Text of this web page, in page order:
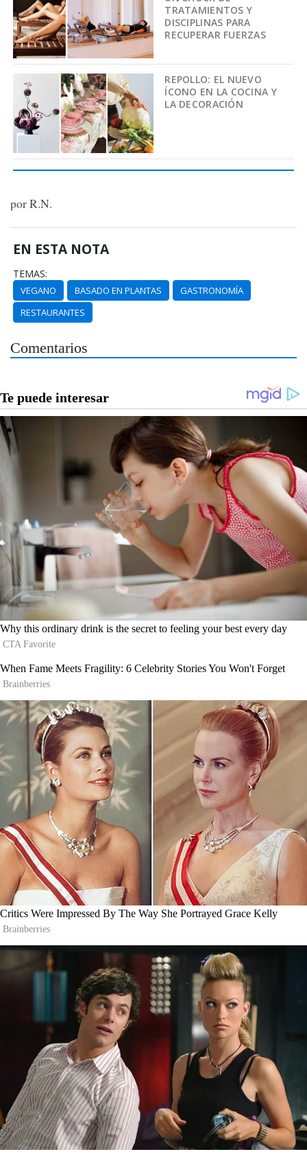
TRATAMIENTOS Y
DISCIPLINAS PARA
RECUPERAR FUERZAS
REPOLLO: EL NUEVO
ÍCONO EN LA COCINA Y
LA DECORACIÓN
por R.N.
EN ESTA NOTA
TEMAS:
VEGANO BASADO EN PLANTAS
GASTRONOMÍA
RESTAURANTES
Comentarios